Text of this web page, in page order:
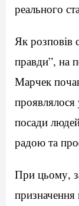
реального
Як розповів
правди”, на
Марчек
посади
радою та
При цьому,